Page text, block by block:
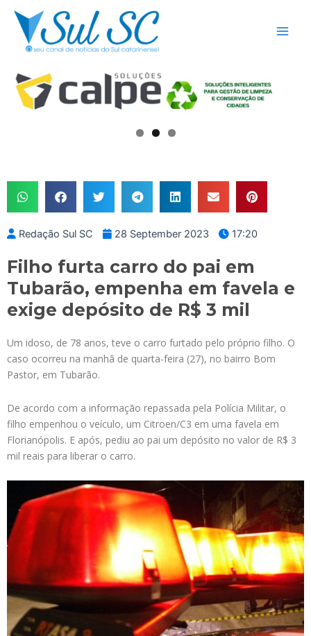
Skip
content
Redação Sul SC 28 September 2023 17:20
Filho furta carro do pai em
Tubarão, empenha em favela e
exige depósito de R$ 3 mil
Um idoso, de 78 anos, teve o carro furtado pelo próprio filho. O
caso ocorreu na manhã de quarta-feira (27), no bairro Bom
Pastor, em Tubarão.
De acordo com a informação repassada pela Polícia Militar, o
filho empenhou o veículo, um Citroen/C3 em uma favela em
Florianópolis. E após, pediu ao pai um depósito no valor de R$ 3
mil reais para liberar o carro.